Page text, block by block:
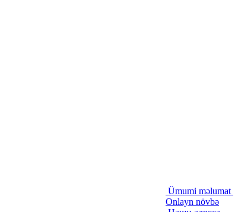
Ümumi məlumat
Onlayn növbə